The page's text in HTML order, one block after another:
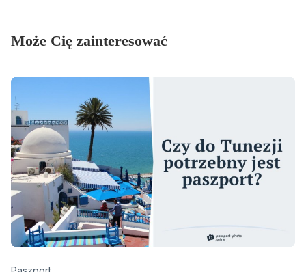
Może Cię zainteresować